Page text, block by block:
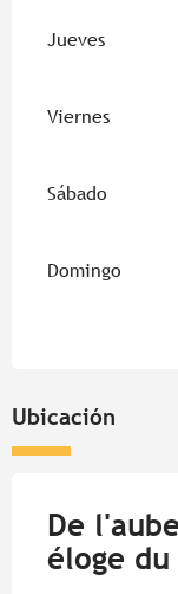
Jueves
Viernes
Sábado
Domingo
Ubicación
De
éloge